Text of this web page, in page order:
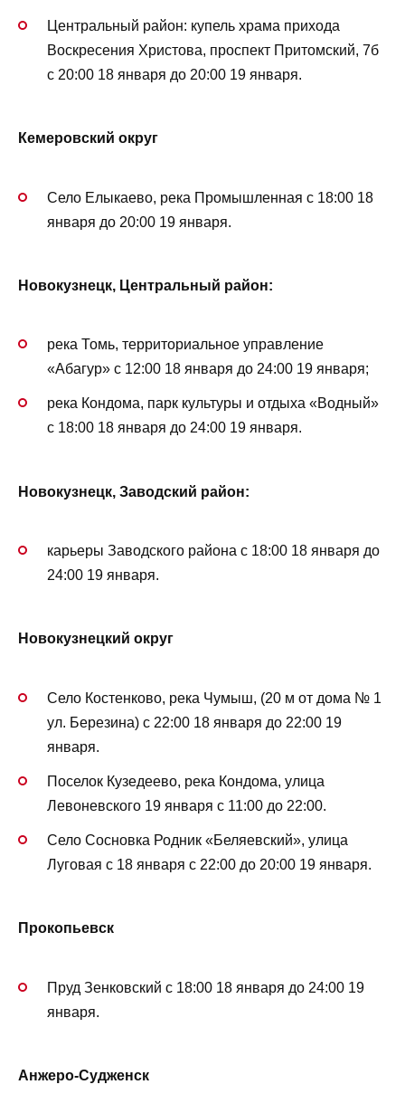
Центральный район: купель храма прихода
Воскресения Христова, проспект Притомский, 7б
с 20:00 18 января до 20:00 19 января.
Кемеровский округ
Село Елыкаево, река Промышленная с 18:00 18
января до 20:00 19 января.
Новокузнецк, Центральный район:
река Томь, территориальное управление
«Абагур» с 12:00 18 января до 24:00 19 января;
река Кондома, парк культуры и отдыха «Водный»
с 18:00 18 января до 24:00 19 января.
Новокузнецк, Заводский район:
карьеры Заводского района с 18:00 18 января до
24:00 19 января.
Новокузнецкий округ
Село Костенково, река Чумыш, (20 м от дома № 1
ул. Березина) с 22:00 18 января до 22:00 19
января.
Поселок Кузедеево, река Кондома, улица
Левоневского 19 января с 11:00 до 22:00.
Село Сосновка Родник «Беляевский», улица
Луговая с 18 января с 22:00 до 20:00 19 января.
Прокопьевск
Пруд Зенковский с 18:00 18 января до 24:00 19
января.
Анжеро-Судженск